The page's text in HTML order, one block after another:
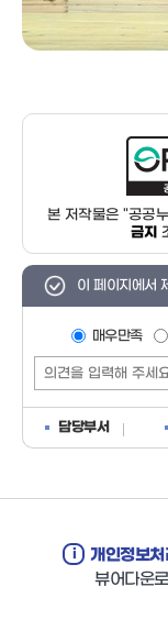
본 저작물은 "공공
금지
이 페이지에서
매우만족
담당부서
개인정보
뷰어다운